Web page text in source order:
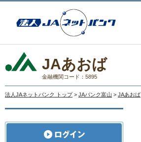
JAあおば
金融機関コード：5895
法人JAネットバンク トップ > JAバンク富山 > JAあおば